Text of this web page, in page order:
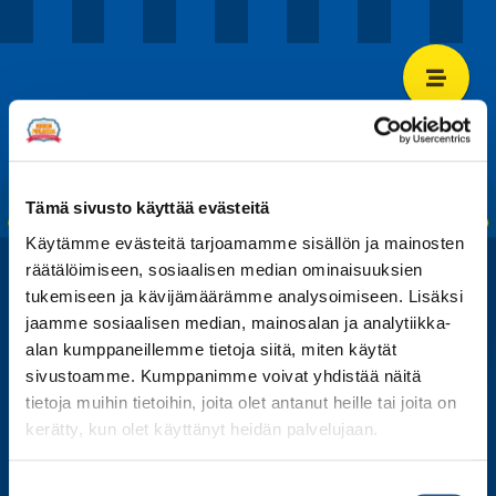
Tämä sivusto käyttää evästeitä
Käytämme evästeitä tarjoamamme sisällön ja mainosten
räätälöimiseen, sosiaalisen median ominaisuuksien
tukemiseen ja kävijämäärämme analysoimiseen. Lisäksi
jaamme sosiaalisen median, mainosalan ja analytiikka-
alan kumppaneillemme tietoja siitä, miten käytät
sivustoamme. Kumppanimme voivat yhdistää näitä
tietoja muihin tietoihin, joita olet antanut heille tai joita on
kerätty, kun olet käyttänyt heidän palvelujaan.